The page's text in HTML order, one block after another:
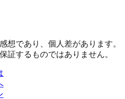
想であり、個人差があります。
証するものではありません。